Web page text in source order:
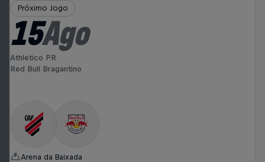
Próximo Jogo
15Ago
Athletico PR
Red Bull Bragantino
Arena da Baixada